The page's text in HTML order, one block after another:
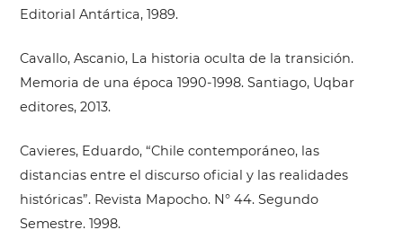
Editorial Antártica, 1989.
Cavallo, Ascanio, La historia oculta de la transición.
Memoria de una época 1990-1998. Santiago, Uqbar
editores, 2013.
Cavieres, Eduardo, “Chile contemporáneo, las
distancias entre el discurso oficial y las realidades
históricas”. Revista Mapocho. N° 44. Segundo
Semestre. 1998.